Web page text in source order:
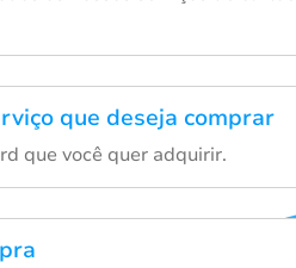
que deseja comprar
que você quer adquirir.